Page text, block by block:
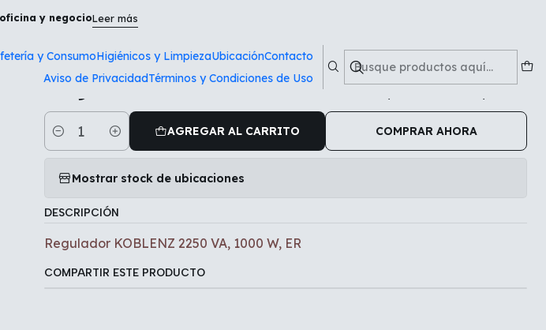
y ConsumoHigiénicos y LimpiezaUbicaciónContacto
Aviso de PrivacidadTérminos y Condiciones de Uso
y negocioLeer más
KOBLENZ 2250 VA, 1000 W, ER
Regulador KOBLENZ 2250 VA, 1000 W, ER
Cantidad
AGREGAR AL CARRITO COMPRAR AHORA
Mostrar stock de ubicaciones
DESCRIPCIÓN
Regulador KOBLENZ 2250 VA, 1000 W, ER
COMPARTIR ESTE PRODUCTO